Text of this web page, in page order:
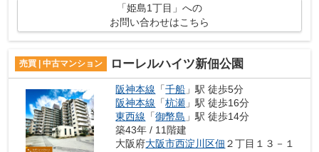
「姫島1丁目」への
お問い合わせはこちら
売買 | 中古マンション ローレルハイツ新佃公園
阪神本線 「千船 」駅 徒歩5分
阪神本線 「杭瀬 」駅 徒歩16分
東西線 「御幣島 」駅 徒歩14分
築43年 / 11階建
大阪府大阪市西淀川区佃 ２丁目１３－１